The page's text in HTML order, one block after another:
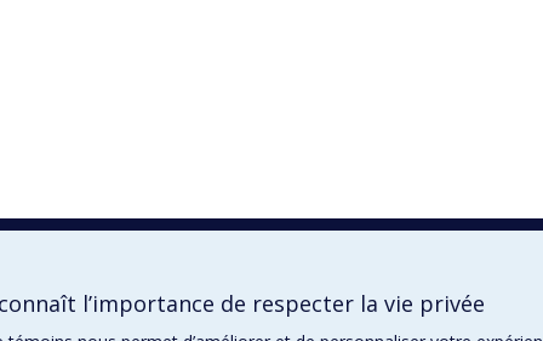
l’importance de respecter la vie privée